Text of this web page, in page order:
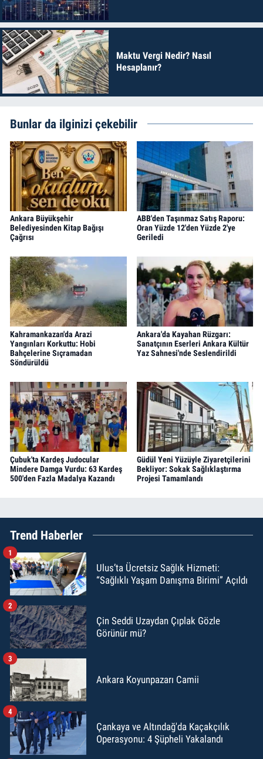
Maktu Vergi Nedir? Nasıl
Hesaplanır?
Bunlar da ilginizi çekebilir
Ankara Büyükşehir
Belediyesinden Kitap Bağışı
Çağrısı
ABB'den Taşınmaz Satış Raporu:
Oran Yüzde 12'den Yüzde 2'ye
Geriledi
Kahramankazan'da Arazi
Yangınları Korkuttu: Hobi
Bahçelerine Sıçramadan
Söndürüldü
Ankara'da Kayahan Rüzgarı:
Sanatçının Eserleri Ankara Kültür
Yaz Sahnesi'nde Seslendirildi
Çubuk'ta Kardeş Judocular
Mindere Damga Vurdu: 63 Kardeş
500'den Fazla Madalya Kazandı
Güdül Yeni Yüzüyle Ziyaretçilerini
Bekliyor: Sokak Sağlıklaştırma
Projesi Tamamlandı
Trend Haberler
Ulus’ta Ücretsiz Sağlık Hizmeti:
“Sağlıklı Yaşam Danışma Birimi” Açıldı
1
Çin Seddi Uzaydan Çıplak Gözle
Görünür mü?
2
Ankara Koyunpazarı Camii
3
Çankaya ve Altındağ'da Kaçakçılık
Operasyonu: 4 Şüpheli Yakalandı
4